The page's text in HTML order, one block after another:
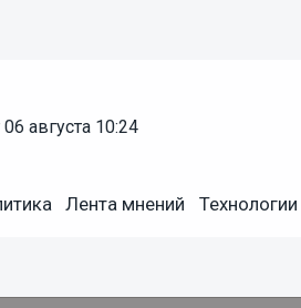
06 августа 10:24
Лента мнений Технологии
«Новые имена»